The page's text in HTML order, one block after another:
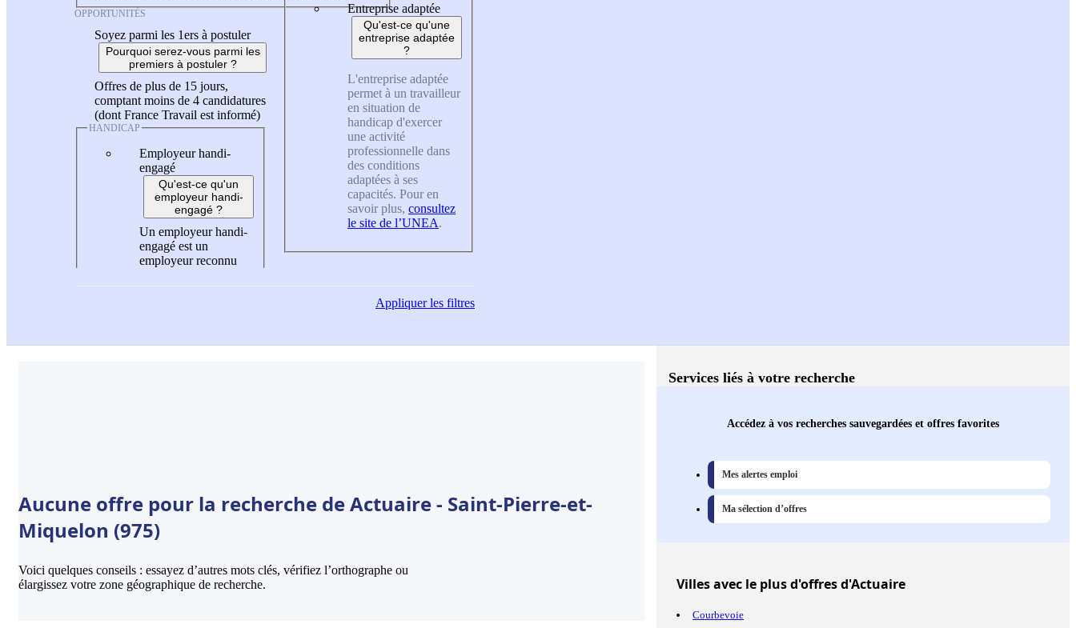
OPPORTUNITÉS
Soyez parmi les 1ers à postuler
Pourquoi serez-vous parmi les
premiers à postuler ?
Offres de plus de 15 jours,
comptant moins de 4 candidatures
(dont France Travail est informé)
HANDICAP
Employeur handi-
engagé
Qu'est-ce qu'un
employeur handi-
engagé ?
Un employeur handi-
engagé est un
employeur reconnu
Entreprise adaptée
Qu'est-ce qu'une
entreprise adaptée
?
L'entreprise adaptée
permet à un travailleur
en situation de
handicap d'exercer
une activité
professionnelle dans
des conditions
adaptées à ses
capacités. Pour en
savoir plus, consultez
le site de l’UNEA.
Appliquerles filtres
Aucune offre pour la recherche de Actuaire - Saint-Pierre-et-
Miquelon (975)
Voici quelques conseils : essayez d’autres mots clés, vérifiez l’orthographe ou
élargissez votre zone géographique de recherche.
Services liés à votre recherche
Accédez à vos recherches sauvegardées et offres favorites
Mes alertes emploi
Ma sélection d’offres
Villesavec le plus d'offres d'Actuaire
Courbevoie